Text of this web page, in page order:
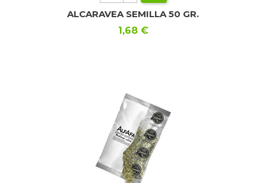
ALCARAVEA SEMILLA 50 GR.
Precio
1,68 €